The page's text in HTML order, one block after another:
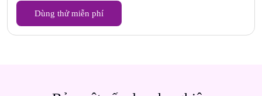
Dùng thử miễn phí